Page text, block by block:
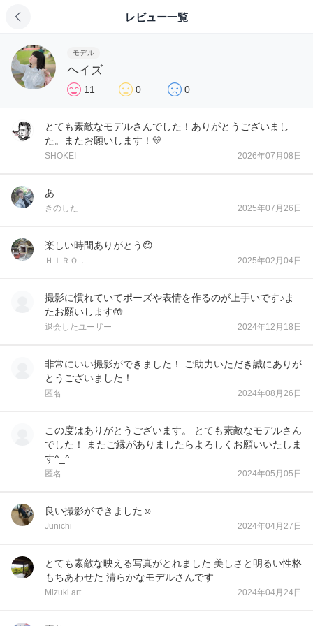
レビュー一覧
モデル
ヘイズ
11 0 0
とても素敵なモデルさんでした！ありがとうございまし
た。またお願いします！💛
SHOKEI 2026年07月08日
あ
きのした 2025年07月26日
楽しい時間ありがとう😊
ＨＩＲＯ． 2025年02月04日
撮影に慣れていてポーズや表情を作るのが上手いです♪ま
たお願いします🤲
退会したユーザー 2024年12月18日
非常にいい撮影ができました！ ご助力いただき誠にありが
とうございました！
匿名 2024年08月26日
この度はありがとうございます。 とても素敵なモデルさん
でした！ またご縁がありましたらよろしくお願いいたしま
す^_^
匿名 2024年05月05日
良い撮影ができました☺️
Junichi 2024年04月27日
とても素敵な映える写真がとれました 美しさと明るい性格
もちあわせた 清らかなモデルさんです
Mizuki art 2024年04月24日